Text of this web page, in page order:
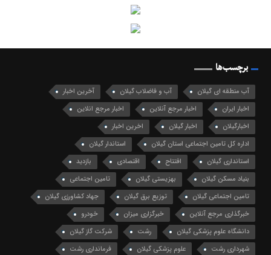
برچسب‌ها
آب منطقه ای گیلان آب و فاضلاب گیلان
آخرین اخبار
اخبار ایران
اخبار مرجع آنلاین
اخبار مرجع انلاین
اخبارگیلان
اخبار گیلان
اخرین اخبار
اداره کل تامین اجتماعی استان گیلان
استاندار گیلان
استانداری گیلان
افتتاح اقتصادی
بازدید
بنیاد مسکن گیلان
بهزیستی گیلان
تامین اجتماعی
تامین اجتماعی گیلان
توزیع برق گیلان
جهاد کشاورزی گیلان
خبرگذاری مرجع آنلاین
خبرگزاری میزان
خودرو
دانشگاه علوم پزشکی گیلان
رشت
شرکت گاز گیلان
شهرداری رشت
علوم پزشکی گیلان فرمانداری رشت